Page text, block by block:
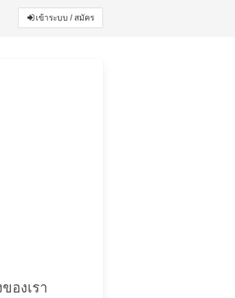
เข้าระบบ / สมัคร
องเรา